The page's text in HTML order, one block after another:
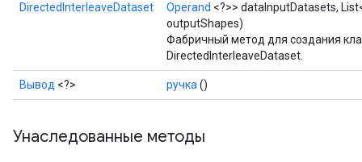
DirectedInterleaveDataset
Operand <?>> dataInputDatasets,
outputShapes)
Фабричный метод для создания
DirectedInterleaveDataset.
Вывод <?> ручка ()
Унаследованные методы